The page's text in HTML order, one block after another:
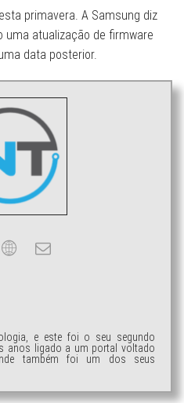
primavera. A Samsung diz
uma atualização de firmware
data posterior.
e este foi o seu segundo
anos ligado a um portal voltado
também foi um dos seus